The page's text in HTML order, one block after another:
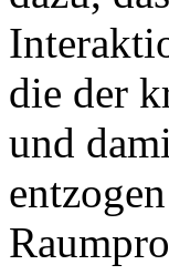
die der
und